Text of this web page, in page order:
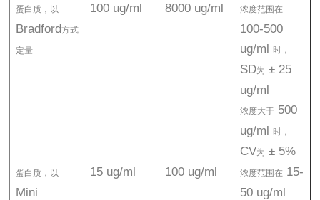
蛋白质，以
Bradford方式
定量
100 ug/ml 8000 ug/ml 浓度范围在
100-500
ug/ml 时，
SD为 ± 25
ug/ml
浓度大于500
ug/ml 时，
CV为 ± 5%
蛋白质，以
Mini
15 ug/ml 100 ug/ml 浓度范围在15-
50 ug/ml